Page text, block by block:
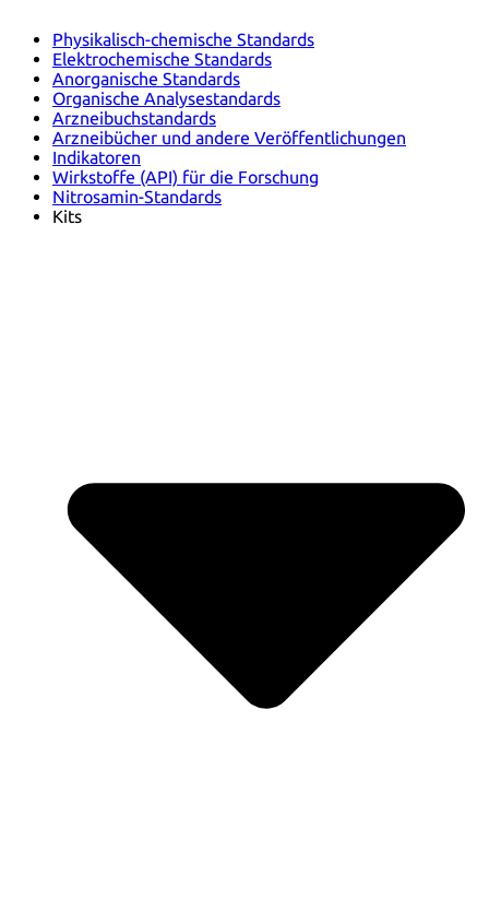
Physikalisch-chemische Standards
Elektrochemische Standards
Anorganische Standards
Organische Analysestandards
Arzneibuchstandards
Arzneibücher und andere Veröffentlichungen
Indikatoren
Wirkstoffe (API) für die Forschung
Nitrosamin-Standards
Kits